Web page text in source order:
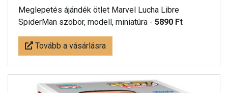
Meglepetés ájándék ötlet Marvel Lucha Libre
SpiderMan szobor, modell, miniatúra - 5890 Ft
Tovább a vásárlásra